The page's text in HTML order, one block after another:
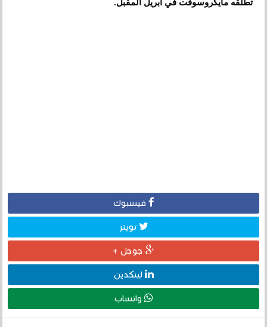
تطلقه مايكروسوفت في ابريل المقبل.
فيسبوك
تويتر
جوجل +
لينكدين
واتساب